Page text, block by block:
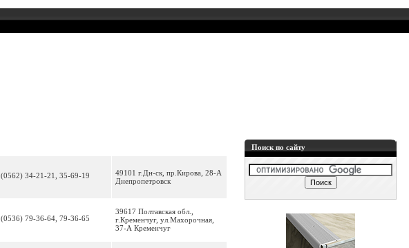
(0562) 34-21-21, 35-69-19
49101 г.Дн-ск, пр.Кирова, 28-А
Днепропетровск
(0536) 79-36-64, 79-36-65
39617 Полтавская обл.,
г.Кременчуг, ул.Махорочная,
37-А Кременчуг
Поиск по сайту